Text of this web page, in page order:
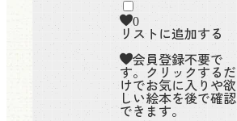
0
リストに追加する
会員登録不要で
す。クリックするだ
けでお気に入りや欲
しい絵本を後で確認
できます。